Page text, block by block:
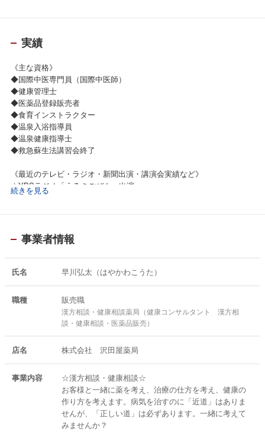
実績
《主な資格》
◆国際中医専門員（国際中医師）
◆健康管理士
◆医薬品登録販売者
◆食育インストラクター
◆温泉入浴指導員
◆温泉健康指導士
◆救急蘇生法講習会終了
《最近のテレビ・ラジオ・新聞出演・講演会実績など》
☆YBSラジオ「うるさごぜん」出演
☆FM甲府『ゲッ☆チュー』第1火曜日レギュラー出演
☆YBSラジオ 『キックス』に出演
☆FM FUJI 『GOOD DAY』に出演
☆YBSラジオ『ラララ・モーニング』に出演
☆山梨日日新聞さんにちEyeに掲載
☆NHKテレビニュース番組「まるごと山梨」に解説者として出演
☆YBSラジオ・北海道のSTVラジオ・富山県KNBラジオにて放送番組
『健康ワンツースリー』に健康アドバイザーとして出演
☆山梨日日新聞に健康をテーマにした異業種交流の取り組みが掲載
☆山梨新報『私の健康手帳』のコーナーに掲載
☆読売新聞に健康相談の取り組みが掲載
☆山梨日日新聞に地域での健康講演会・お薬相談会の活動が掲載
☆笛吹市介護予防事業にて市内各地の公民館にて健康とお薬について
の講演活動を行なう
☆㈱岩野主催・『カラダ会議』にて講師を務める
☆マイ健康レコード友の会定例会にて講師を務める
☆山梨法人会講演会にて講師を務める
続きを見る
事業者情報
氏名 早川弘太（はやかわこうた）
職種 販売職
漢方相談・健康相談薬局（健康コンサルタント 漢方相
談・健康相談・医薬品販売）
店名 株式会社 沢田屋薬局
事業内容
☆漢方相談・健康相談☆
お客様と一緖に薬を考え、治療の仕方を考え、健康の
作り方を考えます。病気を治すのに「近道」はありま
せんが、「正しい道」は必ずあります。一緖に考えて
みませんか？